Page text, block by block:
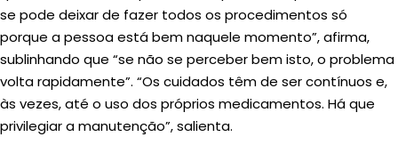
se pode deixar de fazer todos os procedimentos só
porque a pessoa está bem naquele momento”, afirma,
sublinhando que “se não se perceber bem isto, o problema
volta rapidamente”. “Os cuidados têm de ser contínuos e,
às vezes, até o uso dos próprios medicamentos. Há que
privilegiar a manutenção”, salienta.